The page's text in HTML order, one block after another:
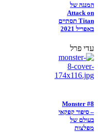
המנגה של
Attack on
Titan תסתיים
באפריל 2021
עדי פרל
Monster #8
– סיפור קפקאי
בעולם של
מפלצות